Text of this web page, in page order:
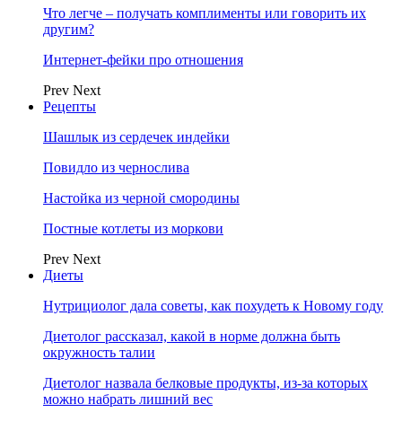
Что легче – получать комплименты или говорить их
другим?
Интернет-фейки про отношения
Prev Next
Рецепты
Шашлык из сердечек индейки
Повидло из чернослива
Настойка из черной смородины
Постные котлеты из моркови
Prev Next
Диеты
Нутрициолог дала советы, как похудеть к Новому году
Диетолог рассказал, какой в норме должна быть
окружность талии
Диетолог назвала белковые продукты, из-за которых
можно набрать лишний вес